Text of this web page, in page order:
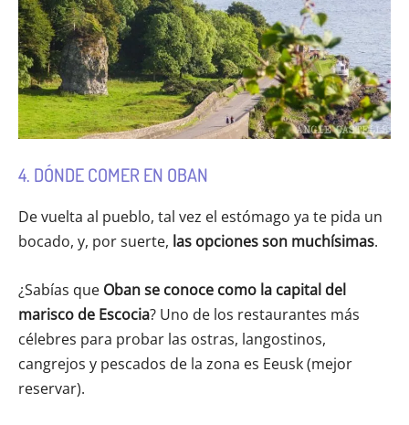
4. DÓNDE COMER EN OBAN
De vuelta al pueblo, tal vez el estómago ya te pida un
bocado, y, por suerte, las opciones son muchísimas.
¿Sabías que Oban se conoce como la capital del
marisco de Escocia? Uno de los restaurantes más
célebres para probar las ostras, langostinos,
cangrejos y pescados de la zona es Eeusk (mejor
reservar).